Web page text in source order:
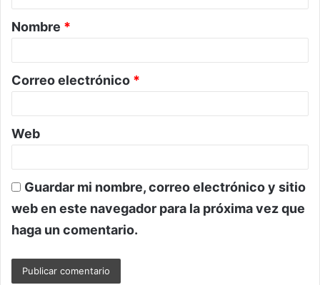
a
r
o
*
Nombre *
Correo electrónico *
Web
Guardar mi nombre, correo electrónico y sitio
web en este navegador para la próxima vez que
haga un comentario.